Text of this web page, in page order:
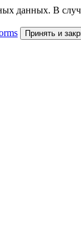
данных. В
Принять и